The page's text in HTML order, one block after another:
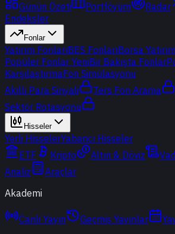
Günün Özeti Portföyüm Radar
Endeksler
Fonlar
Yatırım FonlarıBES FonlarıBorsa
Popüler Fonlar YeniBir Bakışta Fonlar
KarşılaştırmaFon Simülasyonu
Akıllı Para Sinyali
Ters Fon Arama
Sektör Rotasyonu
Hisseler
Yerli HisselerYabancı Hisseler
ETF
Kripto Altın & Döviz
Analiz
Araçlar
Akademi
Canlı Yayın Geçmiş Yayınlar